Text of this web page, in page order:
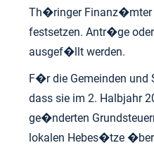
Th�ringer Finanz�mter
festsetzen. Antr�ge
ausgef�llt werden.
F�r die Gemeinden und
dass sie im 2. Halbjahr
ge�nderten
lokalen Hebes�tze